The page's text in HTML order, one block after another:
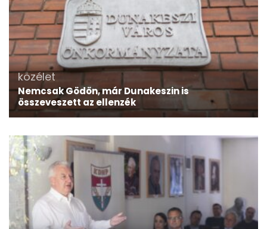
közélet
Nemcsak Gödön, már Dunakeszin is
összeveszett az ellenzék